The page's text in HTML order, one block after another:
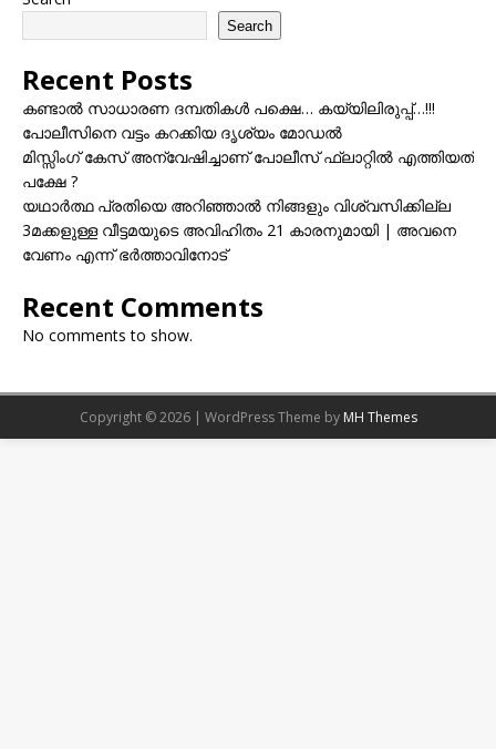
Search
Recent Posts
കണ്ടാൽ സാധാരണ ദമ്പതികൾ പക്ഷെ… കയ്യിലിരുപ്പ്…!!!
പോലീസിനെ വട്ടം കറക്കിയ ദൃശ്യം മോഡല്‍
മിസ്സിംഗ് കേസ് അന്വേഷിച്ചാണ് പോലീസ് ഫ്ലാറ്റിൽ എത്തിയത്
പക്ഷേ ?
യഥാർത്ഥ പ്രതിയെ അറിഞ്ഞാൽ നിങ്ങളും വിശ്വസിക്കില്ല
3മക്കളുള്ള വീട്ടമയുടെ അവിഹിതം 21 കാരനുമായി | അവനെ
വേണം എന്ന് ഭർത്താവിനോട്
Recent Comments
No comments to show.
Copyright © 2026 | WordPress Theme by MH Themes